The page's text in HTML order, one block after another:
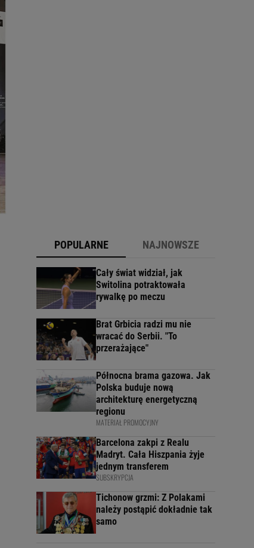
POPULARNE NAJNOWSZE
Cały świat widział, jak
Switolina potraktowała
rywalkę po meczu
Brat Grbicia radzi mu nie
wracać do Serbii. "To
przerażające"
Północna brama gazowa. Jak
Polska buduje nową
architekturę energetyczną
regionu
MATERIAŁ PROMOCYJNY
Barcelona zakpi z Realu
Madryt. Cała Hiszpania żyje
jednym transferem
SUBSKRYPCJA
Tichonow grzmi: Z Polakami
należy postąpić dokładnie tak
samo